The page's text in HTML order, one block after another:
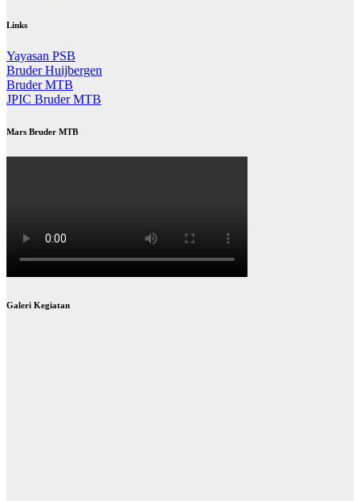
Links
Yayasan PSB
Bruder Huijbergen
Bruder MTB
JPIC Bruder MTB
Mars Bruder MTB
Galeri Kegiatan